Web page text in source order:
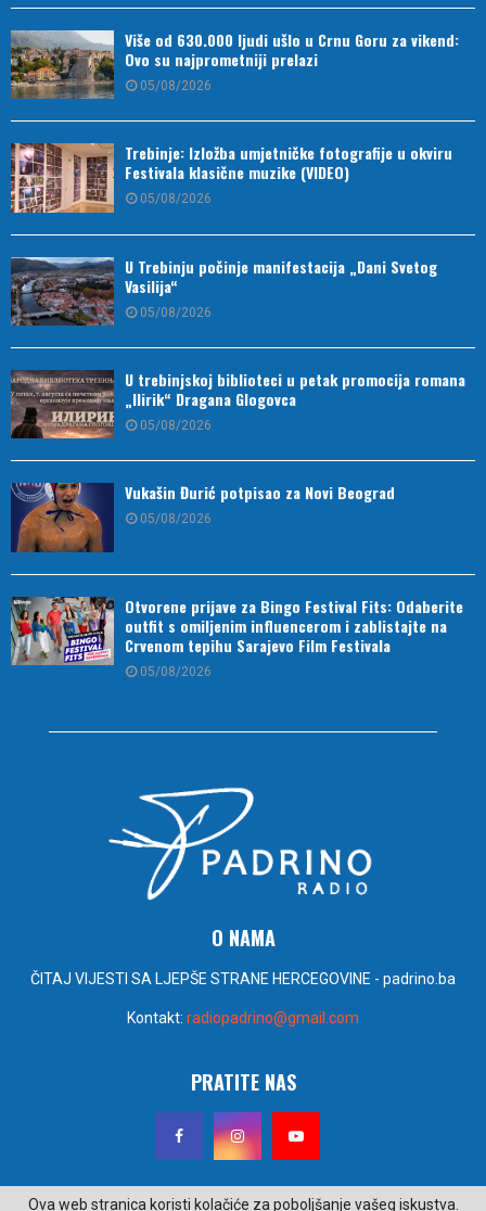
Više od 630.000 ljudi ušlo u Crnu Goru za vikend:
Ovo su najprometniji prelazi
05/08/2026
Trebinje: Izložba umjetničke fotografije u okviru
Festivala klasične muzike (VIDEO)
05/08/2026
U Trebinju počinje manifestacija „Dani Svetog
Vasilija“
05/08/2026
U trebinjskoj biblioteci u petak promocija romana
„Ilirik“ Dragana Glogovca
05/08/2026
Vukašin Đurić potpisao za Novi Beograd
05/08/2026
Otvorene prijave za Bingo Festival Fits: Odaberite
outfit s omiljenim influencerom i zablistajte na
Crvenom tepihu Sarajevo Film Festivala
05/08/2026
O NAMA
ČITAJ VIJESTI SA LJEPŠE STRANE HERCEGOVINE - padrino.ba
Kontakt: radiopadrino@gmail.com
PRATITE NAS
Ova web stranica koristi kolačiće za poboljšanje vašeg iskustva.